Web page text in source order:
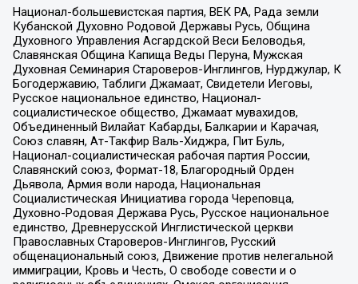
Национал-большевистская партия, ВЕК РА, Рада земли
Кубанской Духовно Родовой Державы Русь, Община
Духовного Управления Асгардской Веси Беловодья,
Славянская Община Капища Веды Перуна, Мужская
Духовная Семинария Староверов-Инглингов, Нурджулар, К
Богодержавию, Таблиги Джамаат, Свидетели Иеговы,
Русское национальное единство, Национал-
социалистическое общество, Джамаат мувахидов,
Объединенный Вилайат Кабарды, Балкарии и Карачая,
Союз славян, Ат-Такфир Валь-Хиджра, Пит Буль,
Национал-социалистическая рабочая партия России,
Славянский союз, Формат-18, Благородный Орден
Дьявола, Армия воли народа, Национальная
Социалистическая Инициатива города Череповца,
Духовно-Родовая Держава Русь, Русское национальное
единство, Древнерусской Инглистической церкви
Православных Староверов-Инглингов, Русский
общенациональный союз, Движение против нелегальной
иммиграции, Кровь и Честь, О свободе совести и о